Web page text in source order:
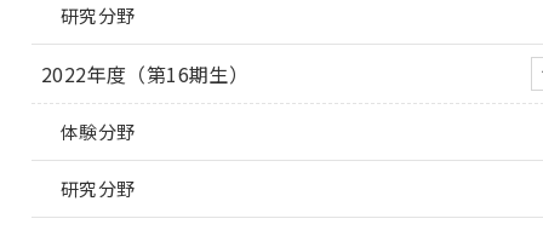
研究分野
2022年度（第16期生）
体験分野
研究分野